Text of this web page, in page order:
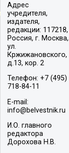
Адрес
учредителя,
издателя,
редакции: 117218,
Россия, г. Москва,
ул.
Кржижановского,
д.13, кор. 2
Телефон: +7 (495)
718-84-11
E-mail:
info@belvestnik.ru
И.О. главного
редактора
Дорохова Н.В.